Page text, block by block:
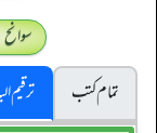
تمام کتب
ترقیم